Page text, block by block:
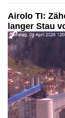
Airolo TI:
langer Stau